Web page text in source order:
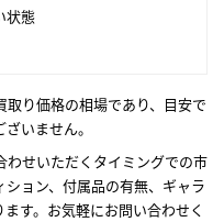
状態
取り価格の相場であり、目安で
いません。
せいただくタイミングでの市
ョン、付属品の有無、ギャラ
す。お気軽にお問い合わせく